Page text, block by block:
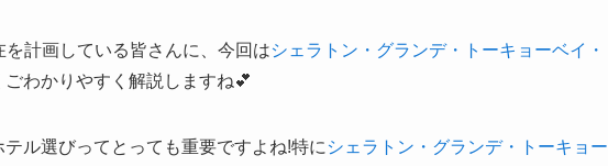
計画している皆さんに、今回はシェラトン・グランデ・トーキョーベイ・
わかりやすく解説しますね💕
ル選びってとっても重要ですよね!特に シェラトン・グランデ・トーキョー